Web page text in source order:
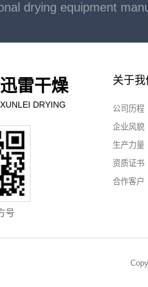
drying equipment
迅雷干燥
XUNLEI DRYING
号
关于我
公司历程
企业风貌
生产力量
资质证书
合作客户